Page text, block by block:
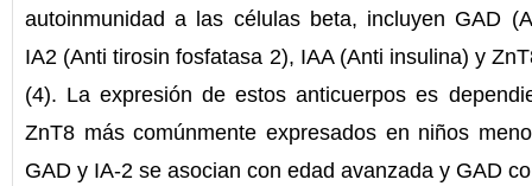
autoinmunidad a las células beta, incluyen GAD
IA2 (Anti tirosin fosfatasa 2), IAA (Anti insulina) y
(4). La expresión de estos anticuerpos es
ZnT8 más comúnmente expresados en niños
GAD y IA-2 se asocian con edad avanzada y GAD